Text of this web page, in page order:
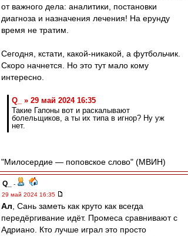
от важного дела: аналитики, постановки
диагноза и назначения лечения! На ерунду
время не тратим.
Сегодня, кстати, какой-никакой, а футбольчик.
Скоро начнется. Но это тут мало кому
интересно.
Q_ » 29 май 2024 16:35
Такие Гапоны вот и раскалывают
болельщиков, а ты их типа в игнор? Ну уж
нет.
"Милосердие — поповское слово" (МВИН)
Q_
-
29 май 2024 16:35
Ал , Сань заметь как круто как всегда
передёргивание идёт. Промеса сравнивают с
Адриано. Кто лучше играл это просто